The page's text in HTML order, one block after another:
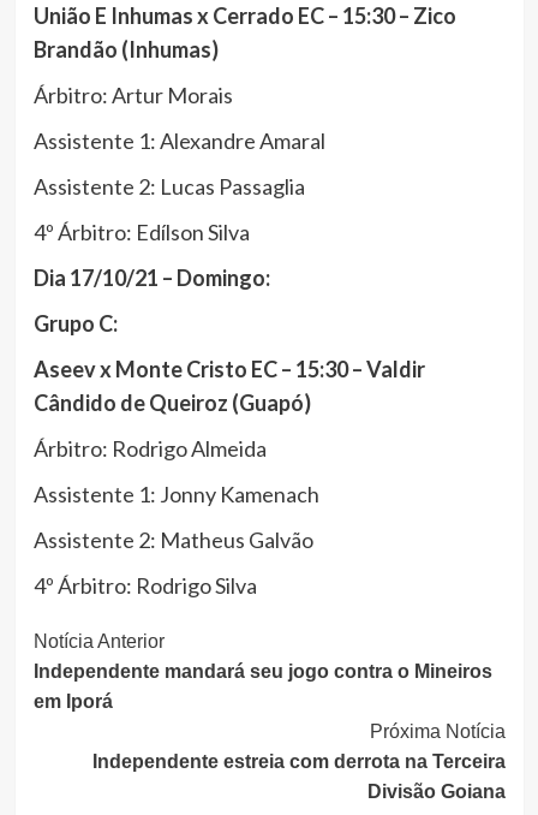
União E Inhumas x Cerrado EC – 15:30 – Zico
Brandão (Inhumas)
Árbitro: Artur Morais
Assistente 1: Alexandre Amaral
Assistente 2: Lucas Passaglia
4º Árbitro: Edílson Silva
Dia 17/10/21 – Domingo:
Grupo C:
Aseev x Monte Cristo EC – 15:30 – Valdir
Cândido de Queiroz (Guapó)
Árbitro: Rodrigo Almeida
Assistente 1: Jonny Kamenach
Assistente 2: Matheus Galvão
4º Árbitro: Rodrigo Silva
Continue
Lendo
Notícia Anterior
Independente mandará seu jogo contra o Mineiros
em Iporá
Próxima Notícia
Independente estreia com derrota na Terceira
Divisão Goiana